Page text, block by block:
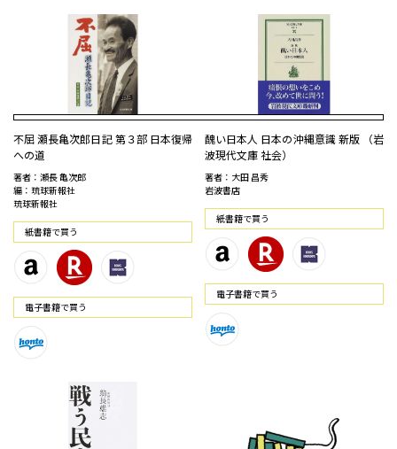
不屈 瀬長亀次郎日記 第３部 日本復帰
への道
著者：瀬長 亀次郎
編：琉球新報社
琉球新報社
紙書籍で買う
電⼦書籍で買う
醜い日本人 日本の沖縄意識 新版 （岩
波現代文庫 社会）
著者：大田 昌秀
岩波書店
紙書籍で買う
電⼦書籍で買う